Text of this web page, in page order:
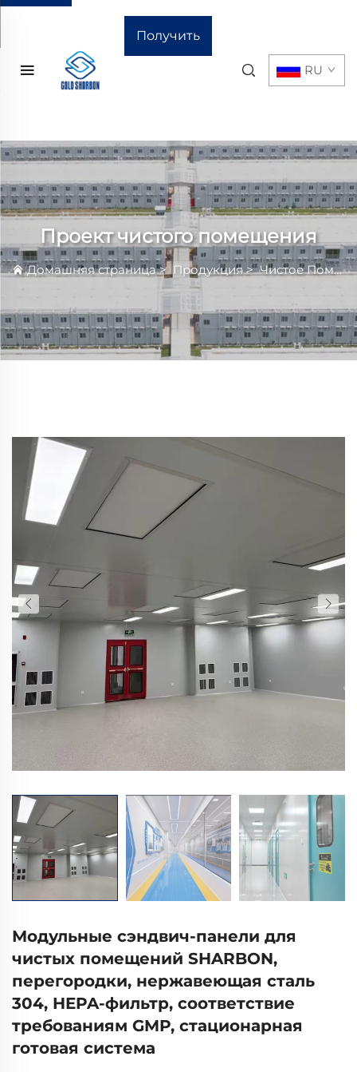
Получить
RU
Проект чистого помещения
Домашняя страница>Продукция>Чистое Помещение
Модульные сэндвич-панели для
чистых помещений SHARBON,
перегородки, нержавеющая сталь
304, HEPA-фильтр, соответствие
требованиям GMP, стационарная
готовая система